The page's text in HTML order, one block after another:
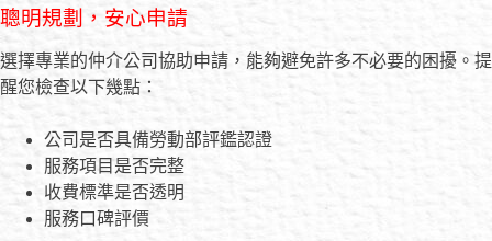
聰明規劃，安心申請
選擇專業的仲介公司協助申請，能夠避免許多不必要的困擾。提
醒您檢查以下幾點：
公司是否具備勞動部評鑑認證
服務項目是否完整
收費標準是否透明
服務口碑評價